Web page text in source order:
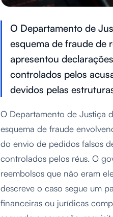
O Departamento de
esquema de fraude de
apresentou
controlados pelos
devidos pelas
O Departamento de Justiça
esquema de fraude
do envio de pedidos falsos
controlados pelos réus. O
reembolsos que não eram
descreve o caso segue um
financeiras ou jurídicas